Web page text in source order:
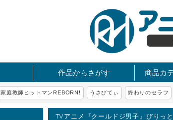
作品からさがす 商品カ
家庭教師ヒットマンREBORN! うさびてぃ 終わりのセラフ
TVアニメ『クールドジ男子』びりっ